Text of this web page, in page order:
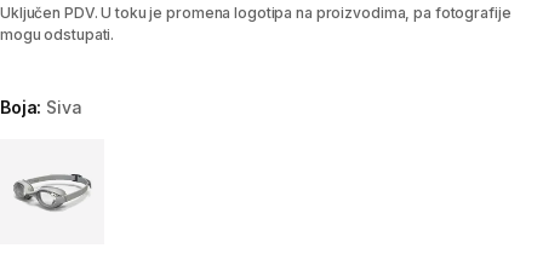
Uključen PDV. U toku je promena logotipa na proizvodima, pa fotografije
mogu odstupati.
Boja: Siva